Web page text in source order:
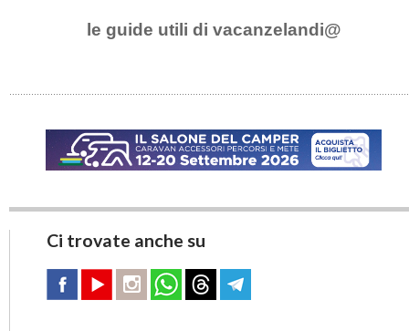
le guide utili di vacanzelandi@
Ci trovate anche su